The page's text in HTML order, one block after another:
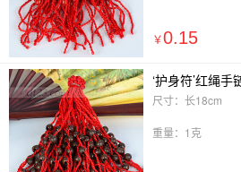
￥0.15
‘护身符’红绳手
尺寸：长18cm
重量：1克